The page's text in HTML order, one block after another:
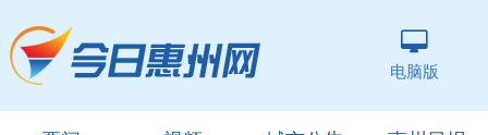
电脑版